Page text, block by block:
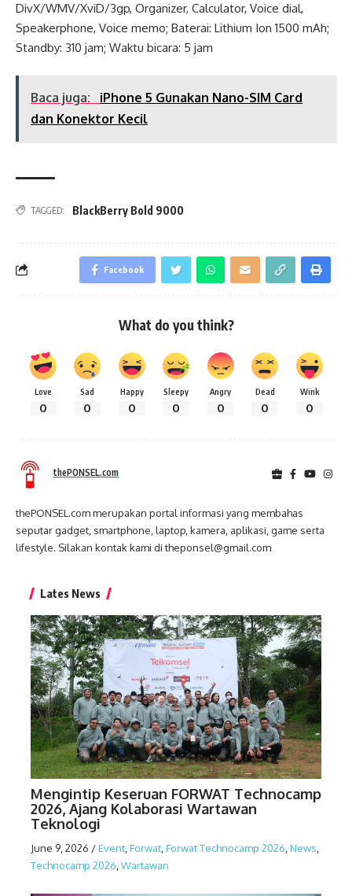
DivX/WMV/XviD/3gp, Organizer, Calculator, Voice dial,
Speakerphone, Voice memo; Baterai: Lithium Ion 1500 mAh;
Standby: 310 jam; Waktu bicara: 5 jam
Baca juga:
iPhone 5 Gunakan Nano-SIM Card
dan Konektor Kecil
TAGGED: BlackBerry Bold 9000
Facebook
What do you think?
Love
0
Sad
0
Happy
0
Sleepy
0
Angry
0
Dead
0
Wink
0
thePONSEL.com
thePONSEL.com merupakan portal informasi yang membahas
seputar gadget, smartphone, laptop, kamera, aplikasi, game serta
lifestyle. Silakan kontak kami di theponsel@gmail.com
Lates News
Mengintip Keseruan FORWAT Technocamp
2026, Ajang Kolaborasi Wartawan
Teknologi
June 9, 2026 /Event,Forwat,Forwat Technocamp 2026,News,
Technocamp 2026,Wartawan